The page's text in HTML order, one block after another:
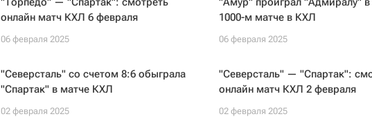
онлайн матч КХЛ 6 февраля
06 февраля 2025
1000-м матче в КХЛ
06 февраля 2025
"Северсталь" со счетом 8:6 обыграла
"Спартак" в матче КХЛ
02 февраля 2025
"Северсталь" — "Спартак":
онлайн матч КХЛ 2 февраля
02 февраля 2025